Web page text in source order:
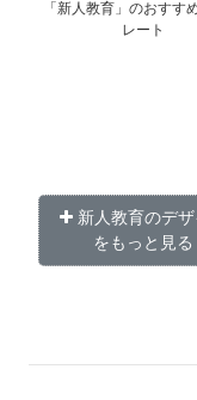
「新人教育」のおすす
レート
新人教育のデザ
をもっと見る